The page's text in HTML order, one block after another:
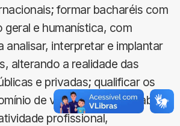
formar bacharéis com
geral e humanística, com
analisar, interpretar e implantar
alterando a realidade das
e privadas; qualificar os
de vários ramos do saber,
profissional,